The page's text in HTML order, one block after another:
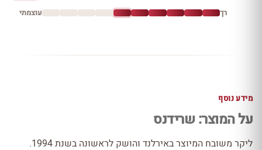
רך עוצמתי
מידע נוסף
על המוצר: שרידנס
ליקר משובח המיוצר באירלנד והושק לראשונה בשנת 1994.